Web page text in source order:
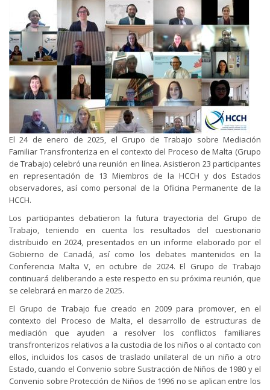
El 24 de enero de 2025, el Grupo de Trabajo sobre Mediación
Familiar Transfronteriza en el contexto del Proceso de Malta (Grupo
de Trabajo) celebró una reunión en línea. Asistieron 23 participantes
en representación de 13 Miembros de la HCCH y dos Estados
observadores, así como personal de la Oficina Permanente de la
HCCH.
Los participantes debatieron la futura trayectoria del Grupo de
Trabajo, teniendo en cuenta los resultados del cuestionario
distribuido en 2024, presentados en un informe elaborado por el
Gobierno de Canadá, así como los debates mantenidos en la
Conferencia Malta V, en octubre de 2024. El Grupo de Trabajo
continuará deliberando a este respecto en su próxima reunión, que
se celebrará en marzo de 2025.
El Grupo de Trabajo fue creado en 2009 para promover, en el
contexto del Proceso de Malta, el desarrollo de estructuras de
mediación que ayuden a resolver los conflictos familiares
transfronterizos relativos a la custodia de los niños o al contacto con
ellos, incluidos los casos de traslado unilateral de un niño a otro
Estado, cuando el Convenio sobre Sustracción de Niños de 1980 y el
Convenio sobre Protección de Niños de 1996 no se aplican entre los